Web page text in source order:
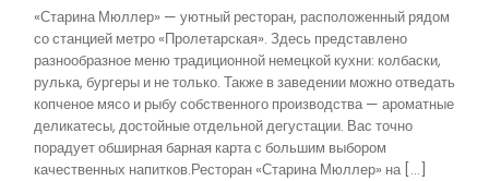
«Старина Мюллер» — уютный ресторан, расположенный рядом
со станцией метро «Пролетарская». Здесь представлено
разнообразное меню традиционной немецкой кухни: колбаски,
рулька, бургеры и не только. Также в заведении можно отведать
копченое мясо и рыбу собственного производства — ароматные
деликатесы, достойные отдельной дегустации. Вас точно
порадует обширная барная карта с большим выбором
качественных напитков.Ресторан «Старина Мюллер» на […]